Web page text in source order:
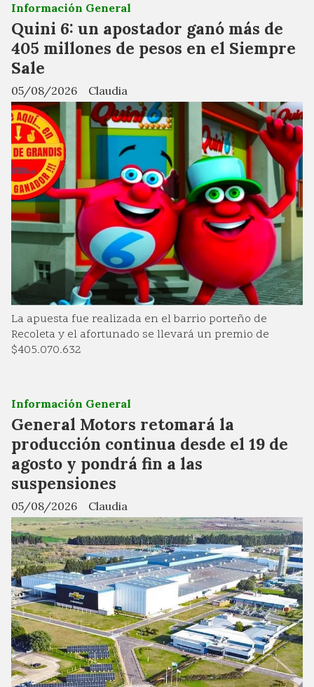
Quini 6: un apostador ganó más de
405 millones de pesos en el Siempre
Sale
Claudia
Información General
05/08/2026
La apuesta fue realizada en el barrio porteño de
Recoleta y el afortunado se llevará un premio de
$405.070.632
General Motors retomará la
producción continua desde el 19 de
agosto y pondrá fin a las
suspensiones
Claudia
Información General
05/08/2026